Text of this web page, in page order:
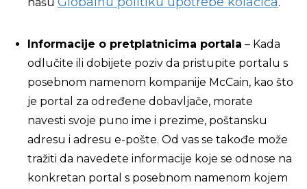
Informacije o pretplatnicima portala – Kada
odlučite ili dobijete poziv da pristupite portalu s
posebnom namenom kompanije McCain, kao što
je portal za određene dobavljače, morate
navesti svoje puno ime i prezime, poštansku
adresu i adresu e-pošte. Od vas se takođe može
tražiti da navedete informacije koje se odnose na
konkretan portal s posebnom namenom kojem